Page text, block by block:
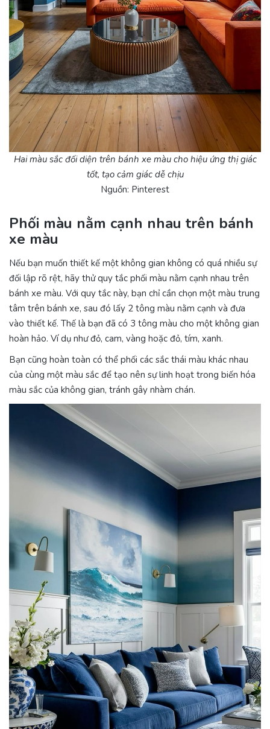
Hai màu sắc đối diện trên bánh xe màu cho hiệu ứng thị giác
tốt, tạo cảm giác dễ chịu
Nguồn: Pinterest
Phối màu nằm cạnh nhau trên bánh
xe màu
Nếu bạn muốn thiết kế một không gian không có quá nhiều sự
đối lập rõ rệt, hãy thử quy tắc phối màu nằm cạnh nhau trên
bánh xe màu. Với quy tắc này, bạn chỉ cần chọn một màu trung
tâm trên bánh xe, sau đó lấy 2 tông màu nằm cạnh và đưa
vào thiết kế. Thế là bạn đã có 3 tông màu cho một không gian
hoàn hảo. Ví dụ như đỏ, cam, vàng hoặc đỏ, tím, xanh.
Bạn cũng hoàn toàn có thể phối các sắc thái màu khác nhau
của cùng một màu sắc để tạo nên sự linh hoạt trong biến hóa
màu sắc của không gian, tránh gây nhàm chán.